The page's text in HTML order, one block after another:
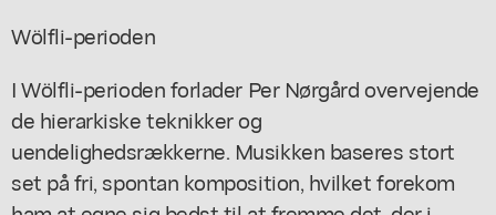
Wölfli-perioden
I Wölfli-perioden forlader Per Nørgård overvejende
de hierarkiske teknikker og
uendelighedsrækkerne. Musikken baseres stort
set på fri, spontan komposition, hvilket forekom